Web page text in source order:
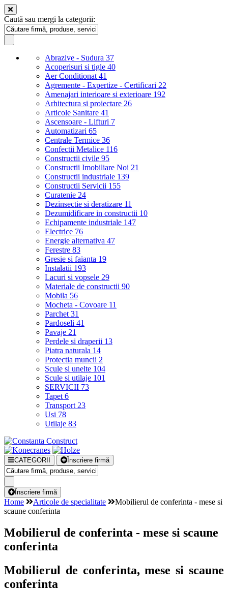
Caută sau mergi la categorii:
Abrazive - Sudura 37
Acoperisuri si tigle 40
Aer Conditionat 41
Agremente - Expertize - Certificari 22
Amenajari interioare si exterioare 192
Arhitectura si proiectare 26
Articole Sanitare 41
Ascensoare - Lifturi 7
Automatizari 65
Centrale Termice 36
Confectii Metalice 116
Constructii civile 95
Constructii Imobiliare Noi 21
Constructii industriale 139
Constructii Servicii 155
Curatenie 24
Dezinsectie si deratizare 11
Dezumidificare in constructii 10
Echipamente industriale 147
Electrice 76
Energie alternativa 47
Ferestre 83
Gresie si faianta 19
Instalatii 193
Lacuri si vopsele 29
Materiale de constructii 90
Mobila 56
Mocheta - Covoare 11
Parchet 31
Pardoseli 41
Pavaje 21
Perdele si draperii 13
Piatra naturala 14
Protectia muncii 2
Scule si unelte 104
Scule si utilaje 101
SERVICII 73
Tapet 6
Transport 23
Usi 78
Utilaje 83
CATEGORII Înscriere firmă
Înscriere firmă
Home Articole de specialitate
Mobilierul de conferinta - mese si
scaune conferinta
Mobilierul de conferinta - mese si scaune
conferinta
Mobilierul de conferinta, mese si scaune
conferinta